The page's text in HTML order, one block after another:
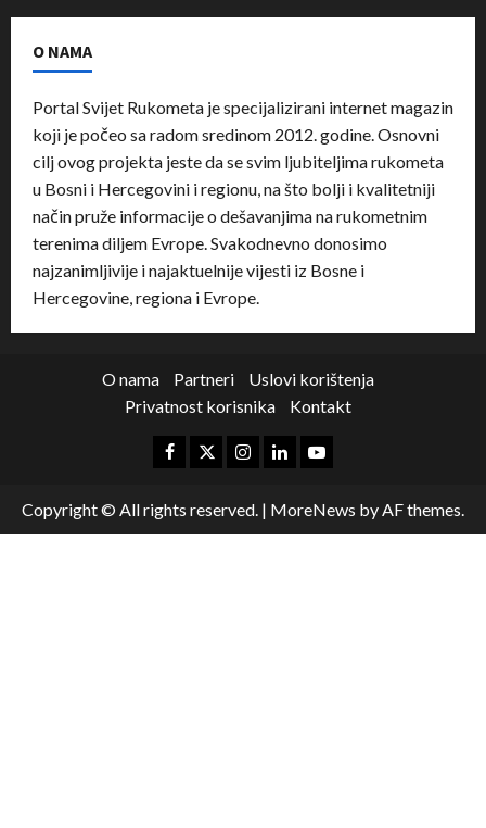
O NAMA
Portal Svijet Rukometa je specijalizirani internet magazin
koji je počeo sa radom sredinom 2012. godine. Osnovni
cilj ovog projekta jeste da se svim ljubiteljima rukometa
u Bosni i Hercegovini i regionu, na što bolji i kvalitetniji
način pruže informacije o dešavanjima na rukometnim
terenima diljem Evrope. Svakodnevno donosimo
najzanimljivije i najaktuelnije vijesti iz Bosne i
Hercegovine, regiona i Evrope.
O nama Partneri
Uslovi korištenja
Privatnost korisnika
Kontakt
Copyright © All rights reserved. | MoreNews by AF themes.